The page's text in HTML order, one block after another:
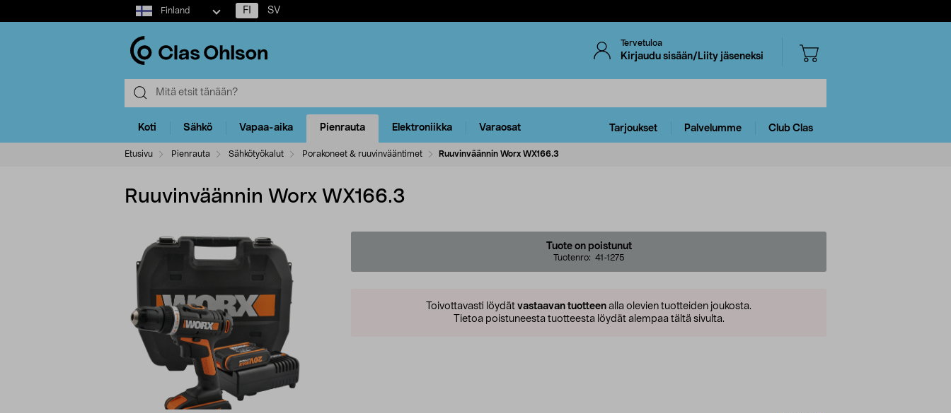
Select
market
Finland FI SV
Tervetuloa
Kirjaudu sisään/Liity jäseneksi
Koti Sähkö Vapaa-aika Pienrauta Elektroniikka Varaosat Tarjoukset Palvelumme Club Clas
Etusivu Pienrauta Sähkötyökalut Porakoneet & ruuvinvääntimet Ruuvinväännin Worx WX166.3
Ruuvinväännin Worx WX166.3
Tuote on poistunut
Tuotenro: 41-1275
Toivottavasti löydät vastaavan tuotteen alla olevien tuotteiden joukosta.
Tietoa poistuneesta tuotteesta löydät alempaa tältä sivulta.